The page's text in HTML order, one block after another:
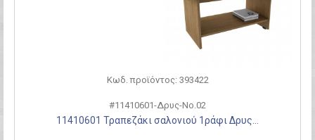
Κωδ. προϊόντος: 393422
#11410601-Δρυς-Νο.02
11410601 Τραπεζάκι σαλονιού 1ράφι Δρυς...